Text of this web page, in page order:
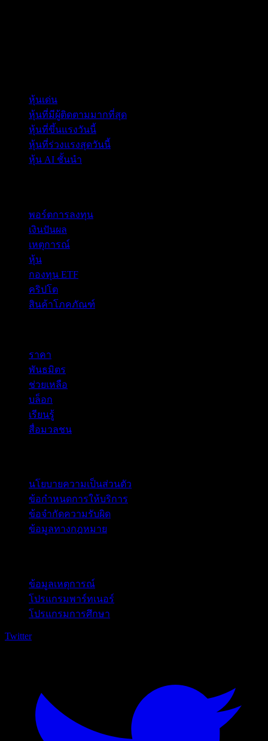
หุ้นเด่น
หุ้นที่มีผู้ติดตามมากที่สุด
หุ้นที่ขึ้นแรงวันนี้
หุ้นที่ร่วงแรงสุดวันนี้
หุ้น AI ชั้นนำ
พอร์ตการลงทุน
เงินปันผล
เหตุการณ์
หุ้น
กองทุน ETF
คริปโต
สินค้าโภคภัณฑ์
ราคา
พันธมิตร
ช่วยเหลือ
บล็อก
เรียนรู้
สื่อมวลชน
นโยบายความเป็นส่วนตัว
ข้อกำหนดการให้บริการ
ข้อจำกัดความรับผิด
ข้อมูลทางกฎหมาย
ข้อมูลเหตุการณ์
โปรแกรมพาร์ทเนอร์
โปรแกรมการศึกษา
Twitter